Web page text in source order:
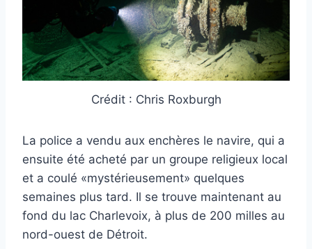
Crédit : Chris Roxburgh
La police a vendu aux enchères le navire, qui a
ensuite été acheté par un groupe religieux local
et a coulé «mystérieusement» quelques
semaines plus tard. Il se trouve maintenant au
fond du lac Charlevoix, à plus de 200 milles au
nord-ouest de Détroit.